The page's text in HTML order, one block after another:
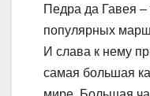
Педра да Гавея
популярных
И слава к нему
самая большая